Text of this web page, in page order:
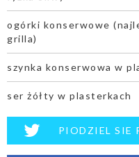
ogórki konserwowe
grilla)
szynka konserwowa w
ser żółty w plasterkach
PIODZIEL SIE